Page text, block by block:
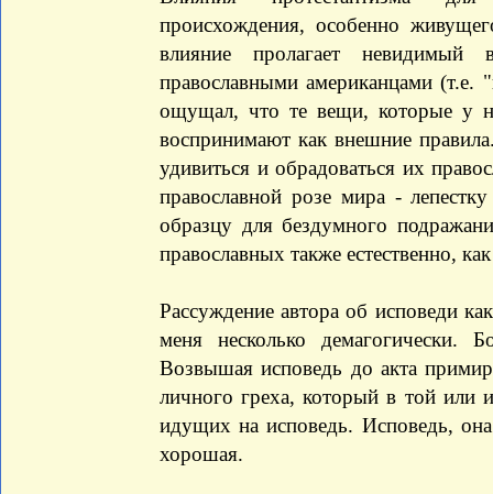
происхождения, особенно
влияние пролагает невидимый
православными американцами
ощущал, что те вещи, которые у
воспринимают как внешние
удивиться и обрадоваться их
православной розе мира -
образцу для бездумного
православных также естественно,
Рассуждение автора об исповеди
меня несколько демагогически.
Возвышая исповедь до акта
личного греха, который в той или
идущих на исповедь. Исповедь,
хорошая.